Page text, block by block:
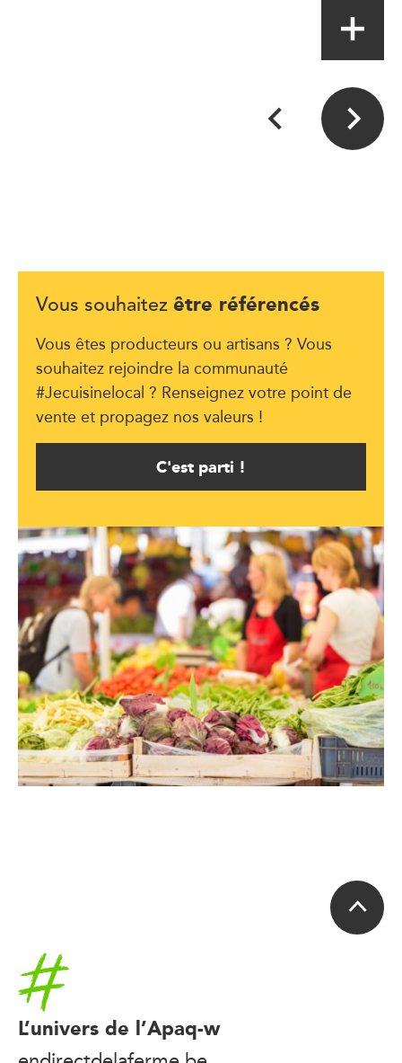
Vous souhaitez être référencés
Vous êtes producteurs ou artisans ? Vous
souhaitez rejoindre la communauté
#Jecuisinelocal ? Renseignez votre point de
vente et propagez nos valeurs !
C'est parti !
Accueil
L’univers de l’Apaq-w